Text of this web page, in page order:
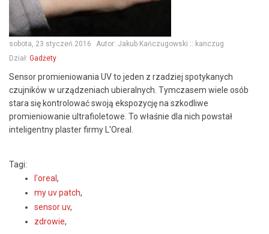
sobota, 23 styczeń 2016 Autor: Jakub Kańczugowski :: kanczug
Dział: Gadżety
Sensor promieniowania UV to jeden z rzadziej spotykanych
czujników w urządzeniach ubieralnych. Tymczasem wiele osób
stara się kontrolować swoją ekspozycję na szkodliwe
promieniowanie ultrafioletowe. To właśnie dla nich powstał
inteligentny plaster firmy L'Oreal.
Tagi:
l'oreal,
my uv patch,
sensor uv,
zdrowie,